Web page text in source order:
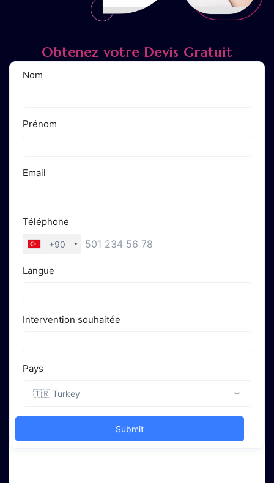
Obtenez votre Devis Gratuit